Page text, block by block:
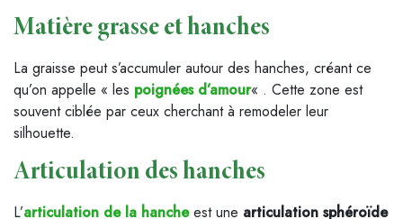
Matière grasse et hanches
La graisse peut s’accumuler autour des hanches, créant ce
qu’on appelle « les poignées d’amour« . Cette zone est
souvent ciblée par ceux cherchant à remodeler leur
silhouette.
Articulation des hanches
L’articulation de la hancheest une articulation sphéroïde